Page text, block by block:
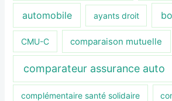
automobile ayants droit
CMU-C comparaison mutuelle
comparateur assurance auto
complémentaire santé solidaire